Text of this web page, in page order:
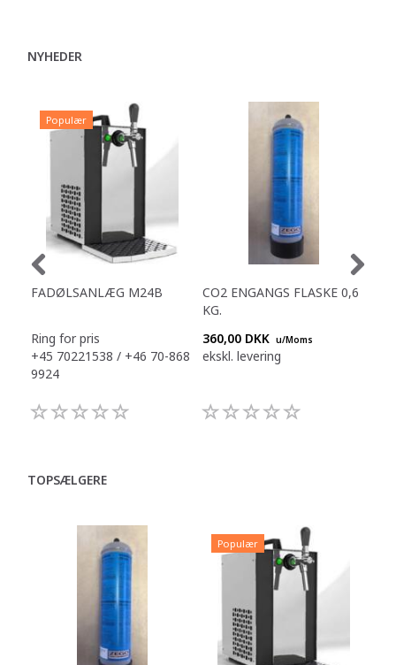
NYHEDER
Populær
FADØLSANLÆG M24B
Ring for pris
+45 70221538 / +46 70-868
9924
CO2 ENGANGS FLASKE 0,6
KG.
360,00 DKK u/Moms
ekskl. levering
TOPSÆLGERE
Populær